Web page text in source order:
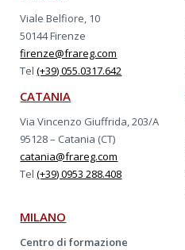
Viale Belfiore, 10
50144 Firenze
firenze@frareg.com
Tel(+39) 055.0317.642
CATANIA
Via Vincenzo Giuffrida, 203/A
95128 – Catania (CT)
catania@frareg.com
Tel(+39) 0953 288.408
MILANO
Centro di formazione